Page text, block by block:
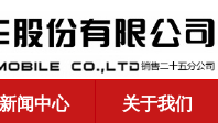
新闻中心 关于我们